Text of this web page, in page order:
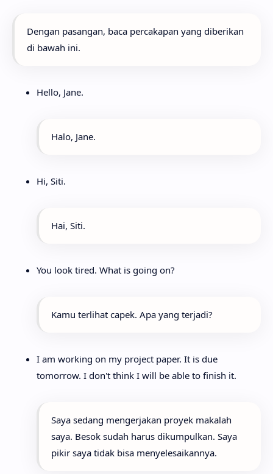
Dengan pasangan, baca percakapan yang diberikan
di bawah ini.
Hello, Jane.
Halo, Jane.
Hi, Siti.
Hai, Siti.
You look tired. What is going on?
Kamu terlihat capek. Apa yang terjadi?
I am working on my project paper. It is due
tomorrow. I don't think I will be able to finish it.
Saya sedang mengerjakan proyek makalah
saya. Besok sudah harus dikumpulkan. Saya
pikir saya tidak bisa menyelesaikannya.